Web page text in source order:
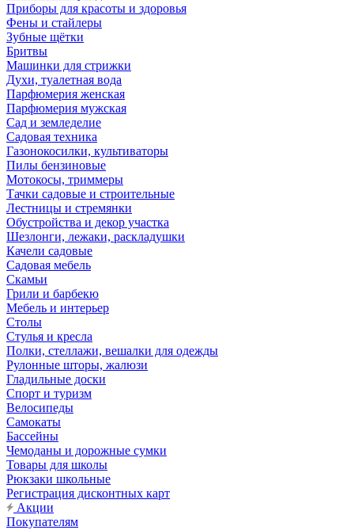
Приборы для красоты и здоровья
Фены и стайлеры
Зубные щётки
Бритвы
Машинки для стрижки
Духи, туалетная вода
Парфюмерия женская
Парфюмерия мужская
Сад и земледелие
Садовая техника
Газонокосилки, культиваторы
Пилы бензиновые
Мотокосы, триммеры
Тачки садовые и строительные
Лестницы и стремянки
Обустройства и декор участка
Шезлонги, лежаки, раскладушки
Качели садовые
Садовая мебель
Скамьи
Грили и барбекю
Мебель и интерьер
Столы
Стулья и кресла
Полки, стеллажи, вешалки для одежды
Рулонные шторы, жалюзи
Гладильные доски
Спорт и туризм
Велосипеды
Самокаты
Бассейны
Чемоданы и дорожные сумки
Товары для школы
Рюкзаки школьные
Регистрация дисконтных карт
Акции
Покупателям